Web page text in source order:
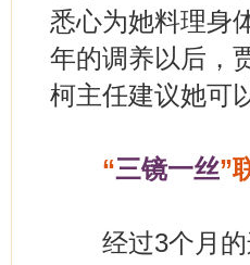
悉心为她料理身
年的调养以后，
柯主任建议她可
“三镜一丝”
经过3个月的